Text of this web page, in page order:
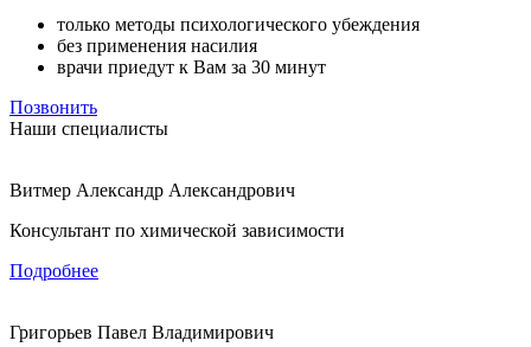
только методы психологического убеждения
без применения насилия
врачи приедут к Вам за 30 минут
Позвонить
Наши специалисты
Витмер Александр Александрович
Консультант по химической зависимости
Подробнее
Григорьев Павел Владимирович